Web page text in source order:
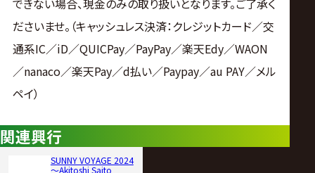
できない場合、現金のみの取り扱いとなります。ご了承く
ださいませ。（キャッシュレス決済：クレジットカード／交
通系IC／iD／QUICPay／PayPay／楽天Edy／WAON
／nanaco／楽天Pay／d払い／Paypay／au PAY／メル
ペイ）
関連興行
SUNNY VOYAGE 2024
〜Akitoshi Saito